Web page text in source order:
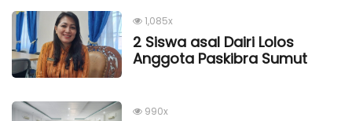
1,085x
2 Siswa asal Dairi Lolos
Anggota Paskibra Sumut
990x